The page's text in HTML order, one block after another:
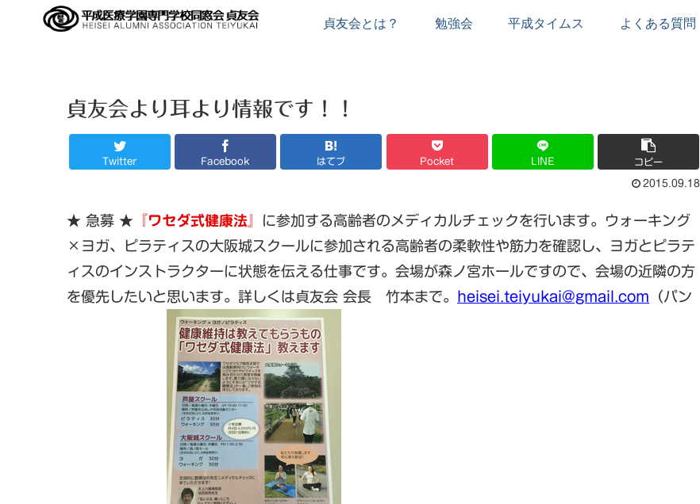
貞友会とは？ 勉強会 平成タイムス よくある質問
貞友会より耳より情報です！！
Twitter Facebook はてブ Pocket LINE コピー
2015.09.18
★ 急募 ★ 『ワセダ式健康法』
に参加する高齢者のメディカルチェックを行います。ウォーキング
×ヨガ、ピラティスの大阪城スクールに参加される高齢者の柔軟性や筋力を確認し、ヨガとピラテ
ィスのインストラクターに状態を伝える仕事です。会場が森ノ宮ホールですので、会場の近隣の方
を優先したいと思います。詳しくは貞友会 会長 竹本まで。
heisei.teiyukai@gmail.com （パン